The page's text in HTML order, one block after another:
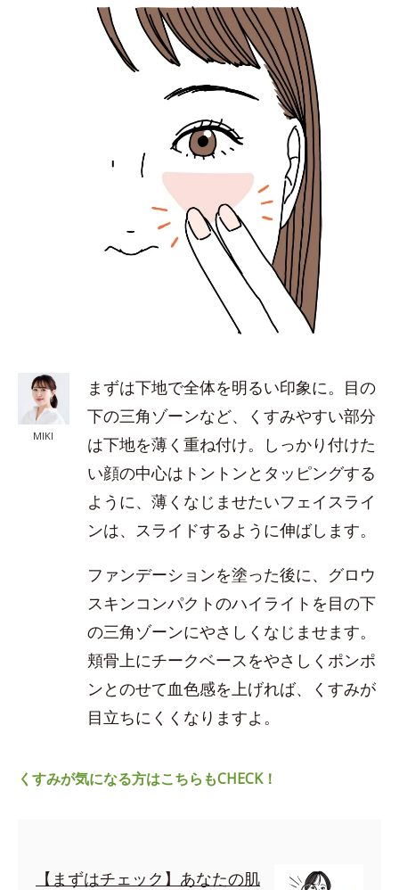
MIKI
まずは下地で全体を明るい印象に。目の
下の三角ゾーンなど、くすみやすい部分
は下地を薄く重ね付け。しっかり付けた
い顔の中心はトントンとタッピングする
ように、薄くなじませたいフェイスライ
ンは、スライドするように伸ばします。
ファンデーションを塗った後に、グロウ
スキンコンパクトのハイライトを目の下
の三角ゾーンにやさしくなじませます。
頬骨上にチークベースをやさしくポンポ
ンとのせて血色感を上げれば、くすみが
目立ちにくくなりますよ。
くすみが気になる方はこちらもCHECK！
【まずはチェック】あなたの肌